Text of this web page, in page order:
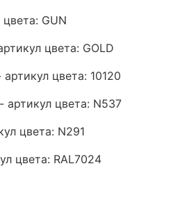
GUN
цвета: GOLD
цвета: 10120
цвета: N537
цвета: N291
цвета: RAL7024